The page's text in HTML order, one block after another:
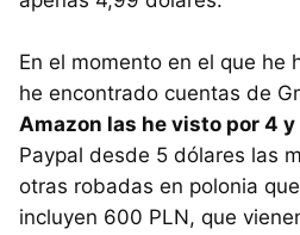
En el momento en el que he
he encontrado cuentas de
Amazon las he visto por 4 y
Paypal desde 5 dólares las
otras robadas en polonia
incluyen 600 PLN, que